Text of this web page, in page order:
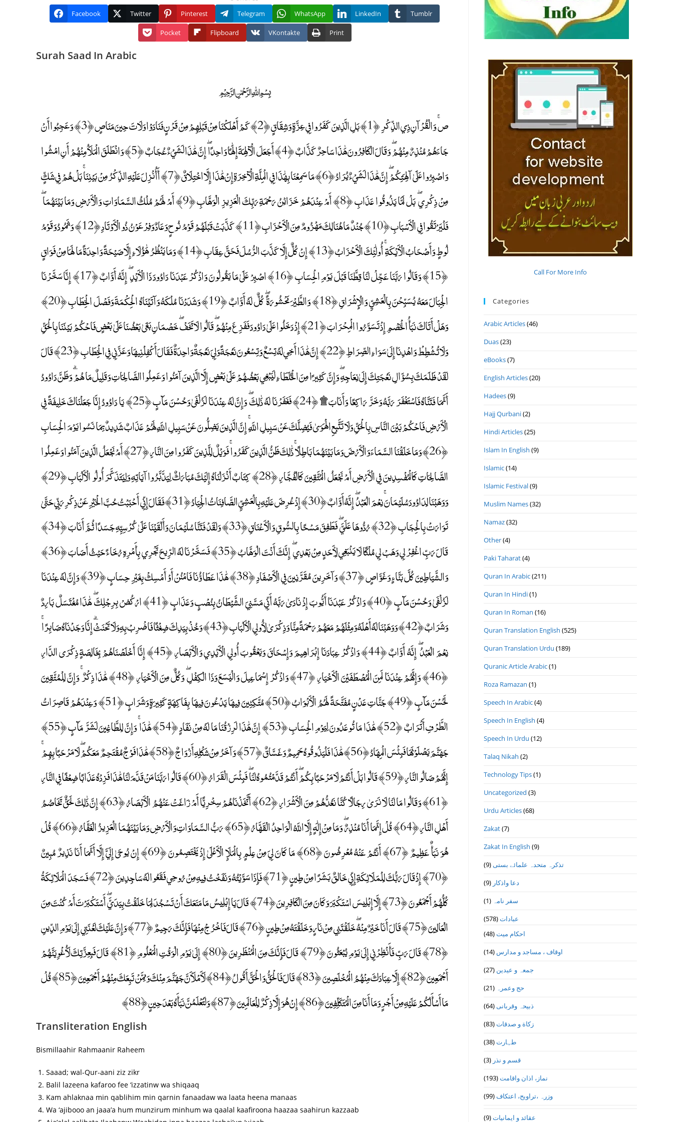
Facebook Twitter Pinterest Telegram WhatsApp LinkedIn Tumblr
Pocket Flipboard VKontakte Print
Surah Saad In Arabic
﷽
ص ۚ وَالْقُرْآنِ ذِي الذِّكْرِ ﴿1﴾ بَلِ الَّذِينَ كَفَرُوا فِي عِزَّةٍ وَشِقَاقٍ ﴿2﴾ كَمْ أَهْلَكْنَا مِنْ قَبْلِهِمْ مِنْ قَرْنٍ فَنَادَوْا وَلَاتَ حِينَ مَنَاصٍ ﴿3﴾ وَعَجِبُوا أَنْ
جَاءَهُمْ مُنْذِرٌ مِنْهُمْ ۖ وَقَالَ الْكَافِرُونَ هَٰذَا سَاحِرٌ كَذَّابٌ ﴿4﴾ أَجَعَلَ الْآلِهَةَ إِلَٰهًا وَاحِدًا ۖ إِنَّ هَٰذَا لَشَيْءٌ عُجَابٌ ﴿5﴾ وَانْطَلَقَ الْمَلَأُ مِنْهُمْ أَنِ امْشُوا
وَاصْبِرُوا عَلَىٰ آلِهَتِكُمْ ۖ إِنَّ هَٰذَا لَشَيْءٌ يُرَادُ ﴿6﴾ مَا سَمِعْنَا بِهَٰذَا فِي الْمِلَّةِ الْآخِرَةِ إِنْ هَٰذَا إِلَّا اخْتِلَاقٌ ﴿7﴾ أَأُنْزِلَ عَلَيْهِ الذِّكْرُ مِنْ بَيْنِنَا ۚ بَلْ هُمْ فِي شَكٍّ
مِنْ ذِكْرِي ۖ بَلْ لَمَّا يَذُوقُوا عَذَابِ ﴿8﴾ أَمْ عِنْدَهُمْ خَزَائِنُ رَحْمَةِ رَبِّكَ الْعَزِيزِ الْوَهَّابِ ﴿9﴾ أَمْ لَهُمْ مُلْكُ السَّمَاوَاتِ وَالْأَرْضِ وَمَا بَيْنَهُمَا ۖ
فَلْيَرْتَقُوا فِي الْأَسْبَابِ ﴿10﴾ جُنْدٌ مَا هُنَالِكَ مَهْزُومٌ مِنَ الْأَحْزَابِ ﴿11﴾ كَذَّبَتْ قَبْلَهُمْ قَوْمُ نُوحٍ وَعَادٌ وَفِرْعَوْنُ ذُو الْأَوْتَادِ ﴿12﴾ وَثَمُودُ وَقَوْمُ
لُوطٍ وَأَصْحَابُ الْأَيْكَةِ ۚ أُولَٰئِكَ الْأَحْزَابُ ﴿13﴾ إِنْ كُلٌّ إِلَّا كَذَّبَ الرُّسُلَ فَحَقَّ عِقَابِ ﴿14﴾ وَمَا يَنْظُرُ هَٰؤُلَاءِ إِلَّا صَيْحَةً وَاحِدَةً مَا لَهَا مِنْ فَوَاقٍ
﴿15﴾ وَقَالُوا رَبَّنَا عَجِّلْ لَنَا قِطَّنَا قَبْلَ يَوْمِ الْحِسَابِ ﴿16﴾ اصْبِرْ عَلَىٰ مَا يَقُولُونَ وَاذْكُرْ عَبْدَنَا دَاوُودَ ذَا الْأَيْدِ ۖ إِنَّهُ أَوَّابٌ ﴿17﴾ إِنَّا سَخَّرْنَا
الْجِبَالَ مَعَهُ يُسَبِّحْنَ بِالْعَشِيِّ وَالْإِشْرَاقِ ﴿18﴾ وَالطَّيْرَ مَحْشُورَةً ۖ كُلٌّ لَهُ أَوَّابٌ ﴿19﴾ وَشَدَدْنَا مُلْكَهُ وَآتَيْنَاهُ الْحِكْمَةَ وَفَصْلَ الْخِطَابِ ﴿20﴾
وَهَلْ أَتَاكَ نَبَأُ الْخَصْمِ إِذْ تَسَوَّرُوا الْمِحْرَابَ ﴿21﴾ إِذْ دَخَلُوا عَلَىٰ دَاوُودَ فَفَزِعَ مِنْهُمْ ۖ قَالُوا لَا تَخَفْ ۖ خَصْمَانِ بَغَىٰ بَعْضُنَا عَلَىٰ بَعْضٍ فَاحْكُمْ بَيْنَنَا بِالْحَقِّ
وَلَا تُشْطِطْ وَاهْدِنَا إِلَىٰ سَوَاءِ الصِّرَاطِ ﴿22﴾ إِنَّ هَٰذَا أَخِي لَهُ تِسْعٌ وَتِسْعُونَ نَعْجَةً وَلِيَ نَعْجَةٌ وَاحِدَةٌ فَقَالَ أَكْفِلْنِيهَا وَعَزَّنِي فِي الْخِطَابِ ﴿23﴾ قَالَ
لَقَدْ ظَلَمَكَ بِسُؤَالِ نَعْجَتِكَ إِلَىٰ نِعَاجِهِ ۖ وَإِنَّ كَثِيرًا مِنَ الْخُلَطَاءِ لَيَبْغِي بَعْضُهُمْ عَلَىٰ بَعْضٍ إِلَّا الَّذِينَ آمَنُوا وَعَمِلُوا الصَّالِحَاتِ وَقَلِيلٌ مَا هُمْ ۗ وَظَنَّ دَاوُودُ
أَنَّمَا فَتَنَّاهُ فَاسْتَغْفَرَ رَبَّهُ وَخَرَّ رَاكِعًا وَأَنَابَ ۩ ﴿24﴾ فَغَفَرْنَا لَهُ ذَٰلِكَ ۖ وَإِنَّ لَهُ عِنْدَنَا لَزُلْفَىٰ وَحُسْنَ مَآبٍ ﴿25﴾ يَا دَاوُودُ إِنَّا جَعَلْنَاكَ خَلِيفَةً فِي
الْأَرْضِ فَاحْكُمْ بَيْنَ النَّاسِ بِالْحَقِّ وَلَا تَتَّبِعِ الْهَوَىٰ فَيُضِلَّكَ عَنْ سَبِيلِ اللَّهِ ۚ إِنَّ الَّذِينَ يَضِلُّونَ عَنْ سَبِيلِ اللَّهِ لَهُمْ عَذَابٌ شَدِيدٌ بِمَا نَسُوا يَوْمَ الْحِسَابِ
﴿26﴾ وَمَا خَلَقْنَا السَّمَاءَ وَالْأَرْضَ وَمَا بَيْنَهُمَا بَاطِلًا ۚ ذَٰلِكَ ظَنُّ الَّذِينَ كَفَرُوا ۚ فَوَيْلٌ لِلَّذِينَ كَفَرُوا مِنَ النَّارِ ﴿27﴾ أَمْ نَجْعَلُ الَّذِينَ آمَنُوا وَعَمِلُوا
الصَّالِحَاتِ كَالْمُفْسِدِينَ فِي الْأَرْضِ أَمْ نَجْعَلُ الْمُتَّقِينَ كَالْفُجَّارِ ﴿28﴾ كِتَابٌ أَنْزَلْنَاهُ إِلَيْكَ مُبَارَكٌ لِيَدَّبَّرُوا آيَاتِهِ وَلِيَتَذَكَّرَ أُولُو الْأَلْبَابِ ﴿29﴾
وَوَهَبْنَا لِدَاوُودَ سُلَيْمَانَ ۚ نِعْمَ الْعَبْدُ ۖ إِنَّهُ أَوَّابٌ ﴿30﴾ إِذْ عُرِضَ عَلَيْهِ بِالْعَشِيِّ الصَّافِنَاتُ الْجِيَادُ ﴿31﴾ فَقَالَ إِنِّي أَحْبَبْتُ حُبَّ الْخَيْرِ عَنْ ذِكْرِ رَبِّي حَتَّىٰ
تَوَارَتْ بِالْحِجَابِ ﴿32﴾ رُدُّوهَا عَلَيَّ ۖ فَطَفِقَ مَسْحًا بِالسُّوقِ وَالْأَعْنَاقِ ﴿33﴾ وَلَقَدْ فَتَنَّا سُلَيْمَانَ وَأَلْقَيْنَا عَلَىٰ كُرْسِيِّهِ جَسَدًا ثُمَّ أَنَابَ ﴿34﴾
قَالَ رَبِّ اغْفِرْ لِي وَهَبْ لِي مُلْكًا لَا يَنْبَغِي لِأَحَدٍ مِنْ بَعْدِي ۖ إِنَّكَ أَنْتَ الْوَهَّابُ ﴿35﴾ فَسَخَّرْنَا لَهُ الرِّيحَ تَجْرِي بِأَمْرِهِ رُخَاءً حَيْثُ أَصَابَ ﴿36﴾
وَالشَّيَاطِينَ كُلَّ بَنَّاءٍ وَغَوَّاصٍ ﴿37﴾ وَآخَرِينَ مُقَرَّنِينَ فِي الْأَصْفَادِ ﴿38﴾ هَٰذَا عَطَاؤُنَا فَامْنُنْ أَوْ أَمْسِكْ بِغَيْرِ حِسَابٍ ﴿39﴾ وَإِنَّ لَهُ عِنْدَنَا
لَزُلْفَىٰ وَحُسْنَ مَآبٍ ﴿40﴾ وَاذْكُرْ عَبْدَنَا أَيُّوبَ إِذْ نَادَىٰ رَبَّهُ أَنِّي مَسَّنِيَ الشَّيْطَانُ بِنُصْبٍ وَعَذَابٍ ﴿41﴾ ارْكُضْ بِرِجْلِكَ ۖ هَٰذَا مُغْتَسَلٌ بَارِدٌ
وَشَرَابٌ ﴿42﴾ وَوَهَبْنَا لَهُ أَهْلَهُ وَمِثْلَهُمْ مَعَهُمْ رَحْمَةً مِنَّا وَذِكْرَىٰ لِأُولِي الْأَلْبَابِ ﴿43﴾ وَخُذْ بِيَدِكَ ضِغْثًا فَاضْرِبْ بِهِ وَلَا تَحْنَثْ ۗ إِنَّا وَجَدْنَاهُ صَابِرًا ۚ
نِعْمَ الْعَبْدُ ۖ إِنَّهُ أَوَّابٌ ﴿44﴾ وَاذْكُرْ عِبَادَنَا إِبْرَاهِيمَ وَإِسْحَاقَ وَيَعْقُوبَ أُولِي الْأَيْدِي وَالْأَبْصَارِ ﴿45﴾ إِنَّا أَخْلَصْنَاهُمْ بِخَالِصَةٍ ذِكْرَى الدَّارِ
﴿46﴾ وَإِنَّهُمْ عِنْدَنَا لَمِنَ الْمُصْطَفَيْنَ الْأَخْيَارِ ﴿47﴾ وَاذْكُرْ إِسْمَاعِيلَ وَالْيَسَعَ وَذَا الْكِفْلِ ۖ وَكُلٌّ مِنَ الْأَخْيَارِ ﴿48﴾ هَٰذَا ذِكْرٌ ۚ وَإِنَّ لِلْمُتَّقِينَ
لَحُسْنَ مَآبٍ ﴿49﴾ جَنَّاتِ عَدْنٍ مُفَتَّحَةً لَهُمُ الْأَبْوَابُ ﴿50﴾ مُتَّكِئِينَ فِيهَا يَدْعُونَ فِيهَا بِفَاكِهَةٍ كَثِيرَةٍ وَشَرَابٍ ﴿51﴾ وَعِنْدَهُمْ قَاصِرَاتُ
الطَّرْفِ أَتْرَابٌ ﴿52﴾ هَٰذَا مَا تُوعَدُونَ لِيَوْمِ الْحِسَابِ ﴿53﴾ إِنَّ هَٰذَا لَرِزْقُنَا مَا لَهُ مِنْ نَفَادٍ ﴿54﴾ هَٰذَا ۚ وَإِنَّ لِلطَّاغِينَ لَشَرَّ مَآبٍ ﴿55﴾
جَهَنَّمَ يَصْلَوْنَهَا فَبِئْسَ الْمِهَادُ ﴿56﴾ هَٰذَا فَلْيَذُوقُوهُ حَمِيمٌ وَغَسَّاقٌ ﴿57﴾ وَآخَرُ مِنْ شَكْلِهِ أَزْوَاجٌ ﴿58﴾ هَٰذَا فَوْجٌ مُقْتَحِمٌ مَعَكُمْ ۖ لَا مَرْحَبًا بِهِمْ ۚ
إِنَّهُمْ صَالُو النَّارِ ﴿59﴾ قَالُوا بَلْ أَنْتُمْ لَا مَرْحَبًا بِكُمْ ۖ أَنْتُمْ قَدَّمْتُمُوهُ لَنَا ۖ فَبِئْسَ الْقَرَارُ ﴿60﴾ قَالُوا رَبَّنَا مَنْ قَدَّمَ لَنَا هَٰذَا فَزِدْهُ عَذَابًا ضِعْفًا فِي النَّارِ
﴿61﴾ وَقَالُوا مَا لَنَا لَا نَرَىٰ رِجَالًا كُنَّا نَعُدُّهُمْ مِنَ الْأَشْرَارِ ﴿62﴾ أَتَّخَذْنَاهُمْ سِخْرِيًّا أَمْ زَاغَتْ عَنْهُمُ الْأَبْصَارُ ﴿63﴾ إِنَّ ذَٰلِكَ لَحَقٌّ تَخَاصُمُ
أَهْلِ النَّارِ ﴿64﴾ قُلْ إِنَّمَا أَنَا مُنْذِرٌ ۖ وَمَا مِنْ إِلَٰهٍ إِلَّا اللَّهُ الْوَاحِدُ الْقَهَّارُ ﴿65﴾ رَبُّ السَّمَاوَاتِ وَالْأَرْضِ وَمَا بَيْنَهُمَا الْعَزِيزُ الْغَفَّارُ ﴿66﴾ قُلْ
هُوَ نَبَأٌ عَظِيمٌ ﴿67﴾ أَنْتُمْ عَنْهُ مُعْرِضُونَ ﴿68﴾ مَا كَانَ لِيَ مِنْ عِلْمٍ بِالْمَلَإِ الْأَعْلَىٰ إِذْ يَخْتَصِمُونَ ﴿69﴾ إِنْ يُوحَىٰ إِلَيَّ إِلَّا أَنَّمَا أَنَا نَذِيرٌ مُبِينٌ
﴿70﴾ إِذْ قَالَ رَبُّكَ لِلْمَلَائِكَةِ إِنِّي خَالِقٌ بَشَرًا مِنْ طِينٍ ﴿71﴾ فَإِذَا سَوَّيْتُهُ وَنَفَخْتُ فِيهِ مِنْ رُوحِي فَقَعُوا لَهُ سَاجِدِينَ ﴿72﴾ فَسَجَدَ الْمَلَائِكَةُ
كُلُّهُمْ أَجْمَعُونَ ﴿73﴾ إِلَّا إِبْلِيسَ اسْتَكْبَرَ وَكَانَ مِنَ الْكَافِرِينَ ﴿74﴾ قَالَ يَا إِبْلِيسُ مَا مَنَعَكَ أَنْ تَسْجُدَ لِمَا خَلَقْتُ بِيَدَيَّ ۖ أَسْتَكْبَرْتَ أَمْ كُنْتَ مِنَ
الْعَالِينَ ﴿75﴾ قَالَ أَنَا خَيْرٌ مِنْهُ ۖ خَلَقْتَنِي مِنْ نَارٍ وَخَلَقْتَهُ مِنْ طِينٍ ﴿76﴾ قَالَ فَاخْرُجْ مِنْهَا فَإِنَّكَ رَجِيمٌ ﴿77﴾ وَإِنَّ عَلَيْكَ لَعْنَتِي إِلَىٰ يَوْمِ الدِّينِ
﴿78﴾ قَالَ رَبِّ فَأَنْظِرْنِي إِلَىٰ يَوْمِ يُبْعَثُونَ ﴿79﴾ قَالَ فَإِنَّكَ مِنَ الْمُنْظَرِينَ ﴿80﴾ إِلَىٰ يَوْمِ الْوَقْتِ الْمَعْلُومِ ﴿81﴾ قَالَ فَبِعِزَّتِكَ لَأُغْوِيَنَّهُمْ
أَجْمَعِينَ ﴿82﴾ إِلَّا عِبَادَكَ مِنْهُمُ الْمُخْلَصِينَ ﴿83﴾ قَالَ فَالْحَقُّ وَالْحَقَّ أَقُولُ ﴿84﴾ لَأَمْلَأَنَّ جَهَنَّمَ مِنْكَ وَمِمَّنْ تَبِعَكَ مِنْهُمْ أَجْمَعِينَ ﴿85﴾ قُلْ
مَا أَسْأَلُكُمْ عَلَيْهِ مِنْ أَجْرٍ وَمَا أَنَا مِنَ الْمُتَكَلِّفِينَ ﴿86﴾ إِنْ هُوَ إِلَّا ذِكْرٌ لِلْعَالَمِينَ ﴿87﴾ وَلَتَعْلَمُنَّ نَبَأَهُ بَعْدَ حِينٍ ﴿88﴾
Transliteration English
Bismillaahir Rahmaanir Raheem
Saaad; wal-Qur-aani ziz zikr
Balil lazeena kafaroo fee ‘izzatinw wa shiqaaq
Kam ahlaknaa min qablihim min qarnin fanaadaw wa laata heena manaas
Wa ‘ajibooo an jaaa’a hum munzirum minhum wa qaalal kaafiroona haazaa saahirun kazzaab
Call For More Info
Categories
Arabic Articles(46)
Duas(23)
eBooks(7)
English Articles(20)
Hadees(9)
Hajj Qurbani(2)
Hindi Articles(25)
Islam In English (9)
Islamic(14)
Islamic Festival(9)
Muslim Names(32)
Namaz(32)
Other(4)
Paki Taharat(4)
Quran In Arabic(211)
Quran In Hindi(1)
Quran In Roman (16)
Quran Translation English (525)
Quran Translation Urdu (189)
Quranic Article Arabic(1)
Roza Ramazan (1)
Speech In Arabic(4)
Speech In English (4)
Speech In Urdu (12)
Talaq Nikah (2)
Technology Tips(1)
Uncategorized (3)
Urdu Articles(68)
Zakat(7)
Zakat In English (9)
تذكرہ متحدہ علمائے بستى(9)
دعا واذكار (9)
سفر نامہ (1)
عبادات(578)
احکام میت(48)
اوقاف ، مساجد و مدارس (14)
جمعہ و عیدین (27)
حج وعمرہ (21)
ذبیحہ وقربانی(64)
زکاة و صدقات(83)
طہارت(38)
قسم و نذر (3)
نماز، اذان واقامت(193)
وزرہ ،تراويح، اعتكاف(99)
عقائد و ایمانیات(9)